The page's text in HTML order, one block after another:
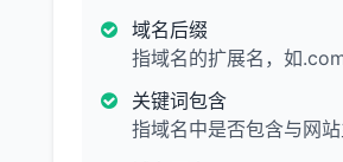
域名后缀
指域名的扩展名，如
关键词包含
指域名中是否包含与网